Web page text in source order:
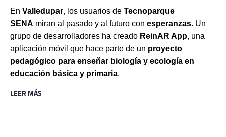
En Valledupar, los usuarios de Tecnoparque
SENA miran al pasado y al futuro con esperanzas. Un
grupo de desarrolladores ha creado ReinAR App, una
aplicación móvil que hace parte de un proyecto
pedagógico para enseñar biología y ecología en
educación básica y primaria.
LEER MÁS